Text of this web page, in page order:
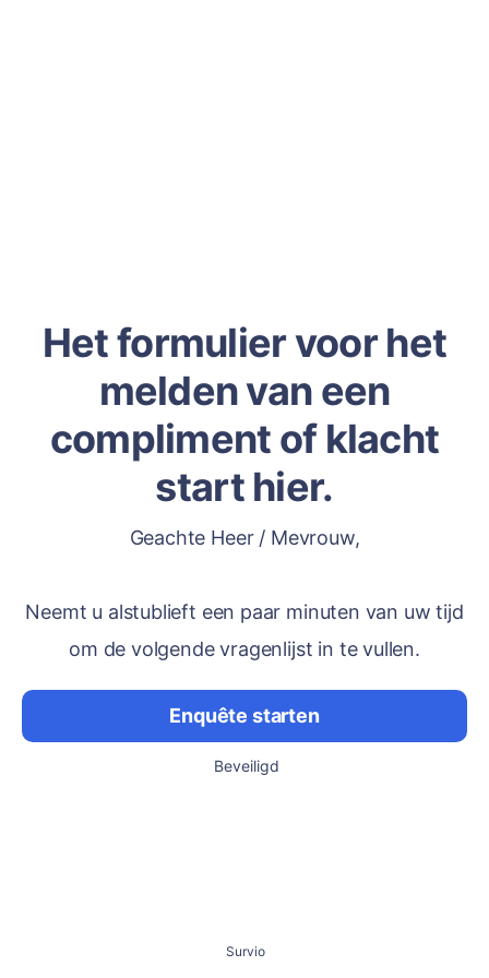
Het formulier voor het
melden van een
compliment of klacht
start hier.
Geachte Heer / Mevrouw,
Neemt u alstublieft een paar minuten van uw tijd
om de volgende vragenlijst in te vullen.
Enquête starten
Beveiligd
Survio